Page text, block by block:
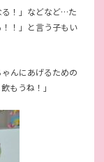
る！」などなど…た
！」と言う子もい
んにあげるための
もうね！」